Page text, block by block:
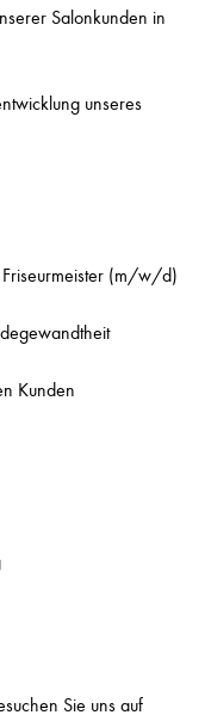
Salonkunden in
unseres
Friseurmeister (m/w/d)
Kunden
Sie uns auf